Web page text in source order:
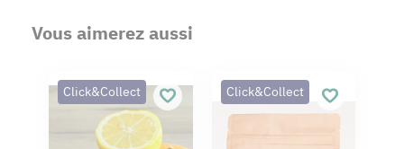
Vous aimerez aussi
Click&Collect Click&Collect